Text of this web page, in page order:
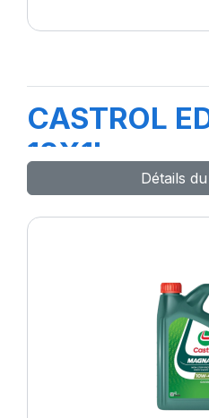
CASTROL
12X1L
Détails